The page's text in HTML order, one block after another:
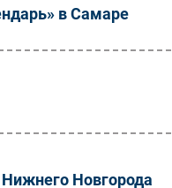
в Самаре
Новгорода